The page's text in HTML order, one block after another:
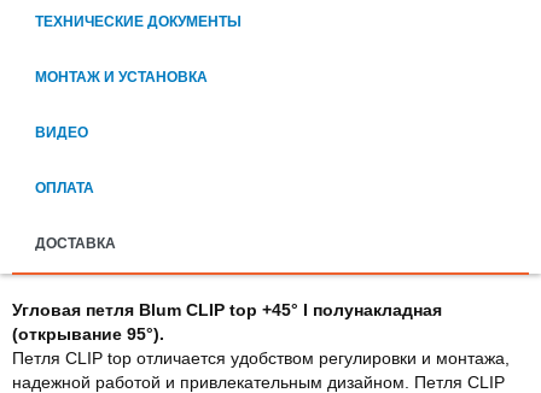
ТЕХНИЧЕСКИЕ ДОКУМЕНТЫ
МОНТАЖ И УСТАНОВКА
ВИДЕО
ОПЛАТА
ДОСТАВКА
Угловая петля Blum CLIP top +45° I полунакладная
(открывание 95°).
Петля CLIP top отличается удобством регулировки и монтажа,
надежной работой и привлекательным дизайном. Петля CLIP